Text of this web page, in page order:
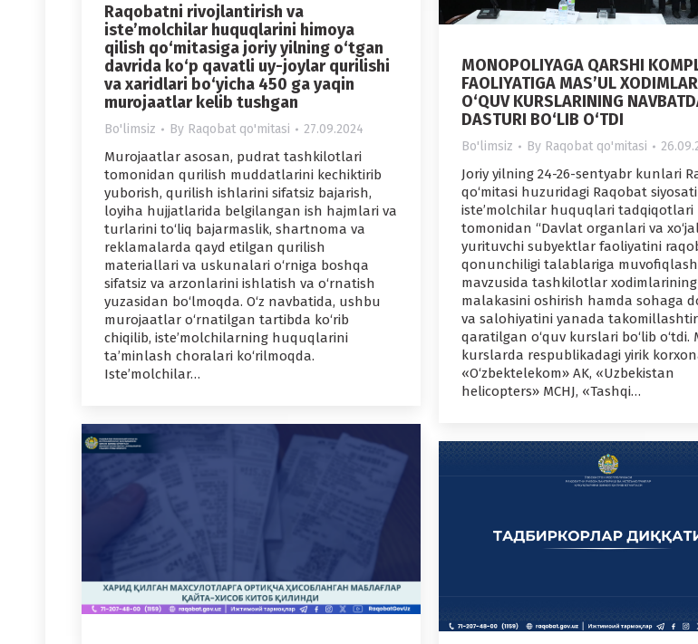
Raqobatni rivojlantirish va
iste’molchilar huquqlarini himoya
qilish qo‘mitasiga joriy yilning o‘tgan
davrida ko‘p qavatli uy-joylar qurilishi
va xaridlari bo‘yicha 450 ga yaqin
murojaatlar kelib tushgan
Bo'limsiz By Raqobat qo'mitasi 27.09.2024
Murojaatlar asosan, pudrat tashkilotlari
tomonidan qurilish muddatlarini kechiktirib
yuborish, qurilish ishlarini sifatsiz bajarish,
loyiha hujjatlarida belgilangan ish hajmlari va
turlarini to‘liq bajarmaslik, shartnoma va
reklamalarda qayd etilgan qurilish
materiallari va uskunalari o‘rniga boshqa
sifatsiz va arzonlarini ishlatish va o‘rnatish
yuzasidan bo‘lmoqda. O‘z navbatida, ushbu
murojaatlar o‘rnatilgan tartibda ko‘rib
chiqilib, iste’molchilarning huquqlarini
ta’minlash choralari ko‘rilmoqda.
Iste’molchilar…
MONOPOLIYAGA QARSHI
FAOLIYATIGA MAS’UL
O‘QUV KURSLARINING
DASTURI BO‘LIB O‘TDI
Bo'limsiz By Raqobat qo'mitasi
Joriy yilning 24-26-sentyabr kunlari
qo‘mitasi huzuridagi Raqobat
iste’molchilar huquqlari tadqiqotlari
tomonidan “Davlat organlari va
yurituvchi subyektlar faoliyatini
qonunchiligi talablariga
mavzusida tashkilotlar xodimlarining
malakasini oshirish hamda sohaga
va salohiyatini yanada
qaratilgan o‘quv kurslari bo‘lib o‘tdi.
kurslarda respublikadagi yirik
«O‘zbektelekom» AK, «Uzbekistan
helicopters» MCHJ, «Tashqi…